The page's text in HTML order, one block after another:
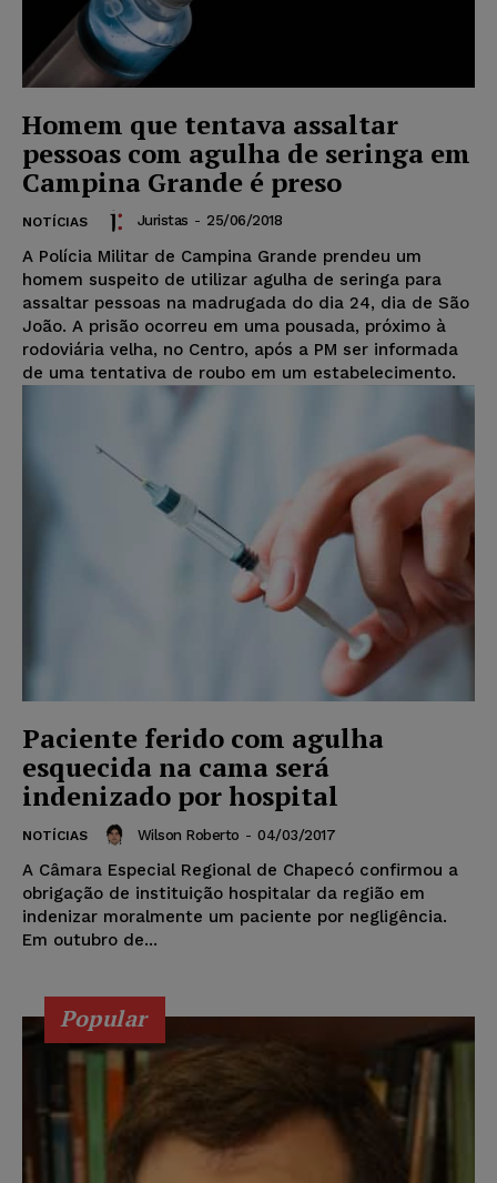
Homem que tentava assaltar
pessoas com agulha de seringa em
Campina Grande é preso
NOTÍCIAS Juristas - 25/06/2018
A Polícia Militar de Campina Grande prendeu um
homem suspeito de utilizar agulha de seringa para
assaltar pessoas na madrugada do dia 24, dia de São
João. A prisão ocorreu em uma pousada, próximo à
rodoviária velha, no Centro, após a PM ser informada
de uma tentativa de roubo em um estabelecimento.
Paciente ferido com agulha
esquecida na cama será
indenizado por hospital
NOTÍCIAS Wilson Roberto - 04/03/2017
A Câmara Especial Regional de Chapecó confirmou a
obrigação de instituição hospitalar da região em
indenizar moralmente um paciente por negligência.
Em outubro de...
Popular